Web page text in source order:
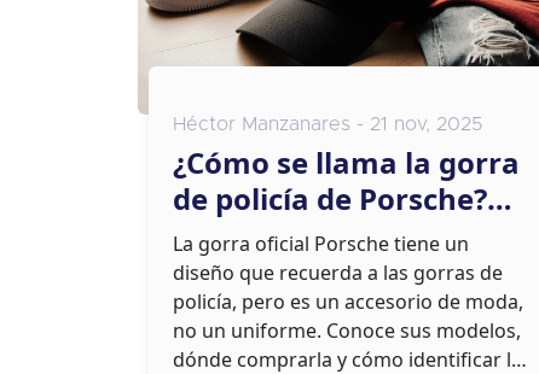
Héctor Manzanares - 21 nov, 2025
¿Cómo se llama la gorra
de policía de Porsche?
Guía completa de los
gorros oficiales de la
marca
La gorra oficial Porsche tiene un
diseño que recuerda a las gorras de
policía, pero es un accesorio de moda,
no un uniforme. Conoce sus modelos,
dónde comprarla y cómo identificar la